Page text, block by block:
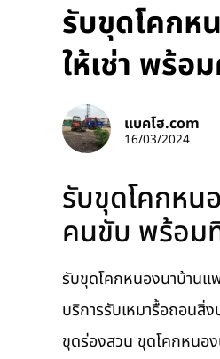
รับขุดโคกห
ให้เช่า พร้อ
แบคโฮ.com
16/03/2024
รับขุดโคกหน
คนขับ พร้อม
รับขุดโคกหนองนาบ้านแ
บริการรับเหมารื้อถอนสิ่
ขุดร่องสวน ขุดโคกหนอ